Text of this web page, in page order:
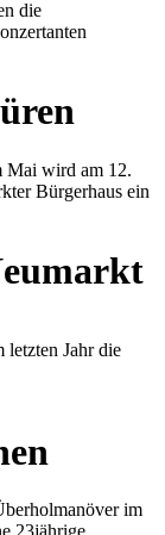
die
Mai wird am 12.
Bürgerhaus ein
Jahr die
im